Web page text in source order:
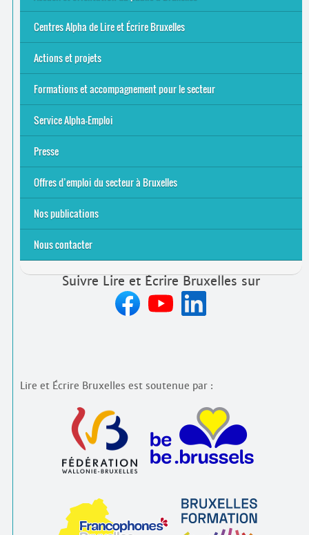
Bruxelles
8 Points Accueil
Publics concernés ?
Que proposons-nous ?
Qui sommes-nous ?
Centres Alpha de Lire et Écrire Bruxelles
Actions et projets
Alpha-Jeux
Arts & Alpha
Jeudis du Cinéma
Le projet Alpha-TIC
Notre projet FSE
Tac-TIC Emploi
Formations et accompagnement pour le secteur
S’initier
Se former
Se rencontrer
Être accompagné·e
Service Alpha-Emploi
Équipe et contacts
Accompagnement individuel
Accompagnement collectif
Folder Service Alpha-Emploi
Presse
2021
2024
2025
Offres d’emploi du secteur à Bruxelles
Emplois rémunérés
Bénévolat
Candidature spontanée à Lire et Écrire Bruxelles
Nos publications
Nous contacter
Suivre Lire et Écrire Bruxelles sur
Lire et Écrire Bruxelles est soutenue par :